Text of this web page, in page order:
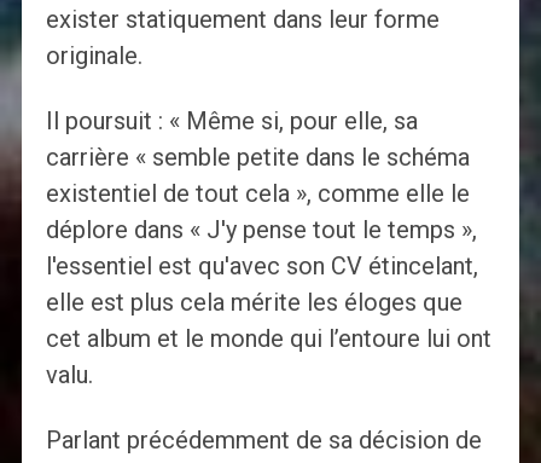
exister statiquement dans leur forme
originale.
Il poursuit : « Même si, pour elle, sa
carrière « semble petite dans le schéma
existentiel de tout cela », comme elle le
déplore dans « J'y pense tout le temps »,
l'essentiel est qu'avec son CV étincelant,
elle est plus cela mérite les éloges que
cet album et le monde qui l’entoure lui ont
valu.
Parlant précédemment de sa décision de